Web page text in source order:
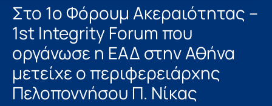
Στο 1ο Φόρουμ Ακεραιότητας –
1st Integrity Forum που
οργάνωσε η ΕΑΔ στην Αθήνα
μετείχε ο περιφερειάρχης
Πελοποννήσου Π. Νίκας